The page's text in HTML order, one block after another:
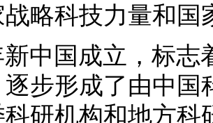
略科技力量和国
新中国成立，标
逐步形成了由中
研机构和地方科